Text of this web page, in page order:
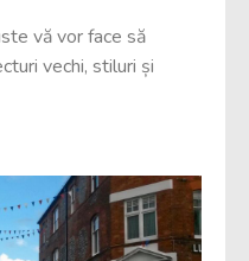
vă vor face să
vechi, stiluri și